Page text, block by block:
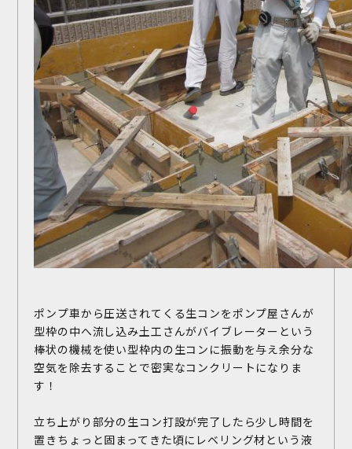
ポンプ車から圧送されてくる生コンをポンプ屋さんが
型枠の中へ流し込み土工さんがバイブレーターという
棒状の機械を使い型枠内の生コンに振動を与え余分な
空気を除去することで密実なコンクリートになりま
す！
立ち上がり部分の生コン打設が完了したら少し時間を
置きちょっと固まってきた頃にレベリング材という液